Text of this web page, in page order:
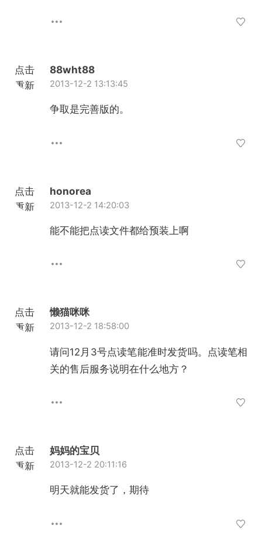
点击
重新
88wht88
2013-12-2 13:13:45
争取是完善版的。
点击
重新
honorea
2013-12-2 14:20:03
能不能把点读文件都给预装上啊
点击
重新
懒猫咪咪
2013-12-2 18:58:00
请问12月3号点读笔能准时发货吗。点读笔相
关的售后服务说明在什么地方？
点击
重新
妈妈的宝贝
2013-12-2 20:11:16
明天就能发货了，期待